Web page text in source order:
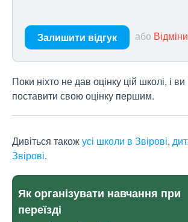
Залишити відгук або
Поки ніхто не дав оцінку цій школі, і
поставити свою оцінку першим.
Дивіться такожусі школи в Звірові,
Звірові.
Як організувати навчання при
переїзді